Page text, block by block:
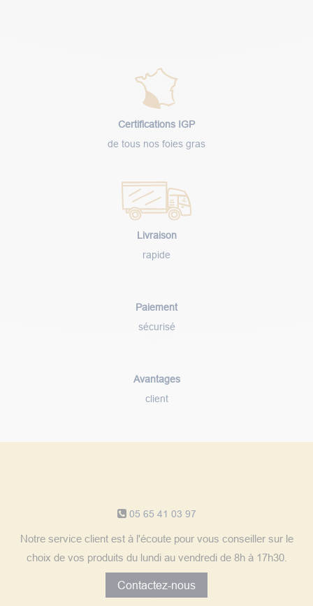
Certifications IGP
de tous nos foies gras
Livraison
rapide
Paiement
sécurisé
Avantages
client
05 65 41 03 97
Notre service client est à l'écoute pour vous conseiller sur le
choix de vos produits du lundi au vendredi de 8h à 17h30.
Contactez-nous